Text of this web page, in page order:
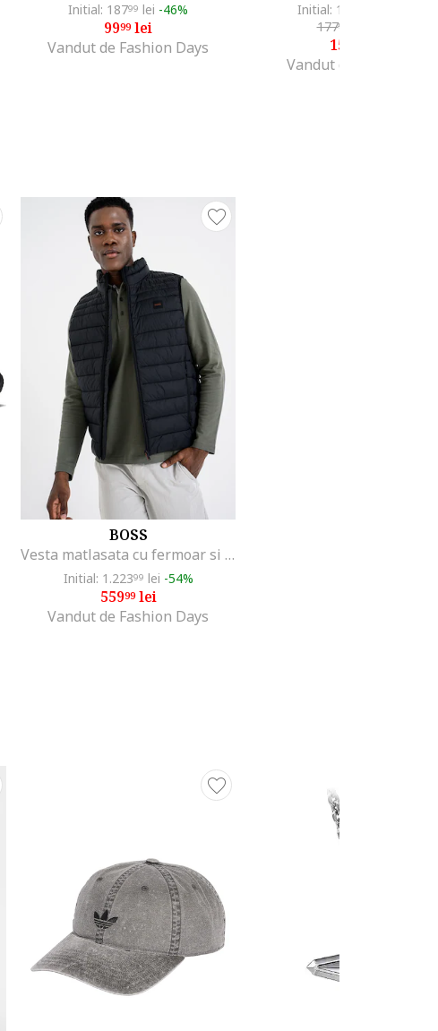
Initial: 18799 lei -46%
9999lei
Vandut de Fashion Days
Initial: 190
17799
157
Vandut de Modivo PL
BOSS
Vesta matlasata cu fermoar si guler mediu, Negru
Initial: 1.22399 lei -54%
55999lei
Vandut de Fashion Days